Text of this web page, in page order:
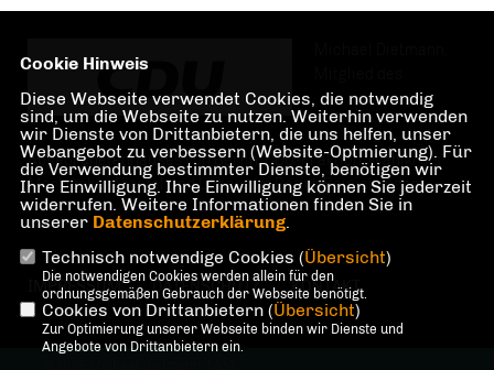
Abgeordnetenhauses von Berlin, CDU-Fraktion. Wahlkreis
Märkisches Viertel und Lübars im Bezirk Reinickendorf.
IMPRESSUM DATENSCHUTZ KONTAKT
Cookie Hinweis
Diese Webseite verwendet Cookies, die notwendig
sind, um die Webseite zu nutzen. Weiterhin verwenden
wir Dienste von Drittanbietern, die uns helfen, unser
Webangebot zu verbessern (Website-Optmierung). Für
die Verwendung bestimmter Dienste, benötigen wir
Ihre Einwilligung. Ihre Einwilligung können Sie jederzeit
widerrufen. Weitere Informationen finden Sie in
unserer Datenschutzerklärung.
Technisch notwendige Cookies (Übersicht)
Die notwendigen Cookies werden allein für den
ordnungsgemäßen Gebrauch der Webseite benötigt.
Cookies von Drittanbietern (Übersicht)
Zur Optimierung unserer Webseite binden wir Dienste und
Angebote von Drittanbietern ein.